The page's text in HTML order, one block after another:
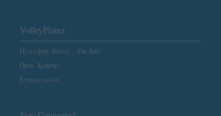
VolleyPlanet
Πλανήτης βόλεϊ… On Air!
Όροι Χρήσης
Επικοινωνία